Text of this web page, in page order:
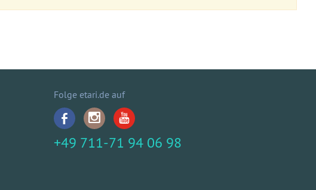
Folge etari.de auf
+49 711-71 94 06 98